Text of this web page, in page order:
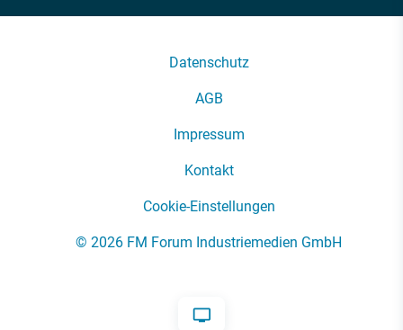
Datenschutz
AGB
Impressum
Kontakt
Cookie-Einstellungen
© 2026 FM Forum Industriemedien GmbH